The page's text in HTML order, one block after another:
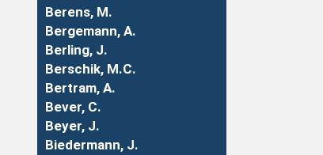
Berens, M.
Bergemann, A.
Berling, J.
Berschik, M.C.
Bertram, A.
Bever, C.
Beyer, J.
Biedermann, J.